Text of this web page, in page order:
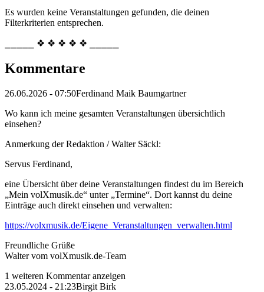
Es wurden keine Veranstaltungen gefunden, die deinen
Filterkriterien entsprechen.
⎯⎯⎯⎯⎯ ❖ ❖ ❖ ❖ ❖ ⎯⎯⎯⎯⎯
Kommentare
26.06.2026 - 07:50Ferdinand Maik Baumgartner
Wo kann ich meine gesamten Veranstaltungen übersichtlich
einsehen?
Anmerkung der Redaktion /Walter Säckl:
Servus Ferdinand,
eine Übersicht über deine Veranstaltungen findest du im Bereich
„Mein volXmusik.de“ unter „Termine“. Dort kannst du deine
Einträge auch direkt einsehen und verwalten:
https://volxmusik.de/Eigene_Veranstaltungen_verwalten.html
Freundliche Grüße
Walter vom volXmusik.de-Team
1 weiteren Kommentar anzeigen
23.05.2024 - 21:23Birgit Birk